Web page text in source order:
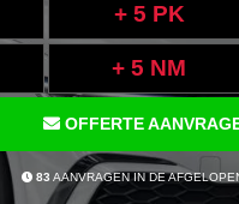
+ 5 PK
+ 5 NM
OFFERTE
83 AANVRAGEN IN DE